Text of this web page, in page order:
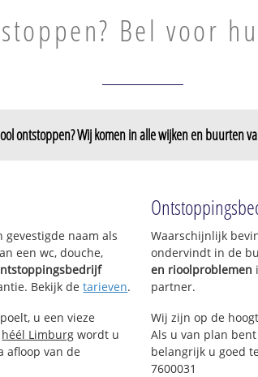
Bel voor
ontstoppen? Wij komen in alle wijken en buurten
naam als
een wc, douche,
Bekijk detarieven.
u een vieze
héél Limburg wordt u
afloop van de
Waarschijnlijk
ondervindt in de
en rioolproblemen
partner.
Wij zijn op de
Als u van plan
belangrijk u goed
7600031